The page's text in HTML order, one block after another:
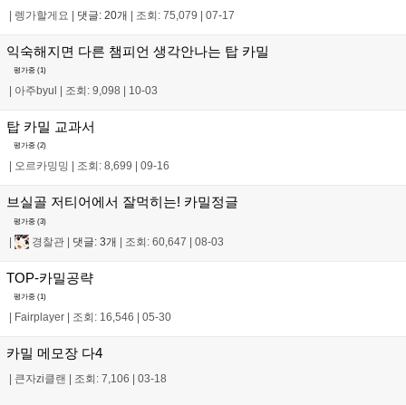
| 렝가할게요 | 댓글: 20개 | 조회: 75,079 | 07-17
익숙해지면 다른 챔피언 생각안나는 탑 카밀
평가중 (1)
| 아주byul | 조회: 9,098 | 10-03
탑 카밀 교과서
평가중 (2)
오르카밍밍 조회: 8,699 09-16
브실골 저티어에서 잘먹히는! 카밀정글
평가중 (3)
| 경찰관 | 댓글: 3개 | 조회: 60,647 | 08-03
TOP-카밀공략
평가중 (1)
Fairplayer 조회: 16,546 05-30
카밀 메모장 다4
큰자zi클랜 조회: 7,106 03-18